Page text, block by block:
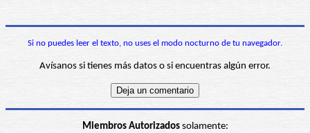
Si no puedes leer el texto, no uses el modo nocturno de tu navegador.
Avísanos si tienes más datos o si encuentras algún error.
Miembros Autorizadossolamente: